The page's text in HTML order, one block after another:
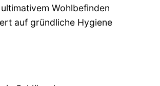
Wohlbefinden
auf gründliche Hygiene